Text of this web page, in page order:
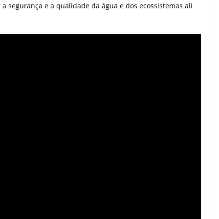
segurança e a qualidade da água e dos ecossistemas ali